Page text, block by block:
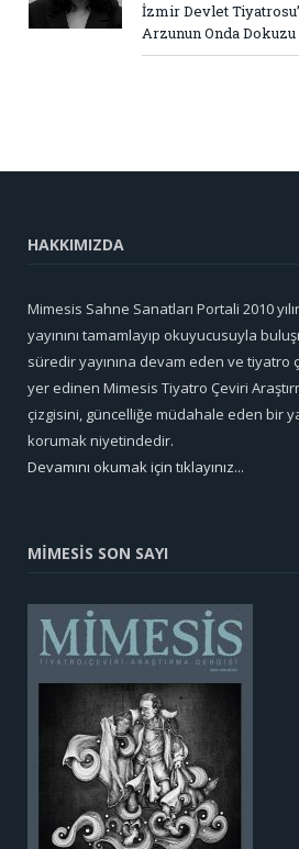
İzmir Devlet
Arzunun Onda Dokuzu
HAKKIMIZDA
Mimesis Sahne Sanatları Portali 2010
yayınını tamamlayıp okuyucusuyla
süredir yayınına devam eden ve tiyatro
yer edinen Mimesis Tiyatro Çeviri
çizgisini, güncelliğe müdahale eden bir
korumak niyetindedir.
Devamını okumak için tıklayınız...
MİMESİS SON SAYI